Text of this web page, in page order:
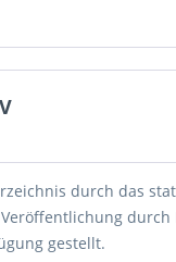
durch das
durch
gestellt.